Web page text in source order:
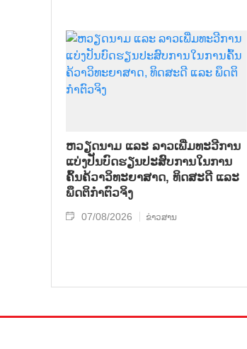
ຫວຽດ​ນາມ ແລະ ລາວ​ເພີ່ມ​ທະ​ວີ​ການ​
ແບ່​ງ​ປັນ​ບົດ​ຮຽນ​ປະ​ສົບ​ການ​ໃນ​ການ​
ຄົ້ນ​ຄ້​ວາ​ວິ​ທະ​ຍາ​ສາດ, ທິດ​ສະ​ດີ ແລະ
ພຶດ​ຕິ​ກຳຕົວ​ຈິງ
07/08/2026 ຂ່າວສານ